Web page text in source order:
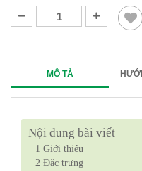
MÔ TẢ
Nội dung bài viết
1 Giới thiệu
2 Đặc trưng